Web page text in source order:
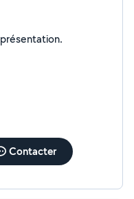
Je n'ai pas encore renseigné ma présentation.
Contacter